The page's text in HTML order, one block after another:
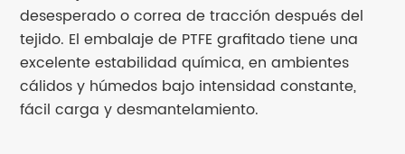
desesperado o correa de tracción después del
tejido. El embalaje de PTFE grafitado tiene una
excelente estabilidad química, en ambientes
cálidos y húmedos bajo intensidad constante,
fácil carga y desmantelamiento.